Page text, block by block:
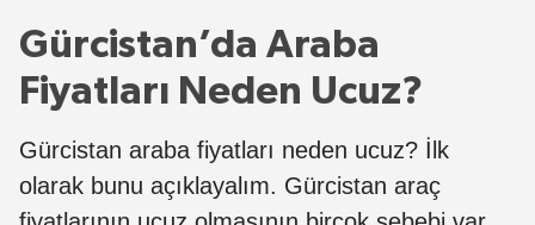
Gürcistan’da Araba
Fiyatları Neden Ucuz?
Gürcistan araba fiyatları neden ucuz? İlk
olarak bunu açıklayalım. Gürcistan araç